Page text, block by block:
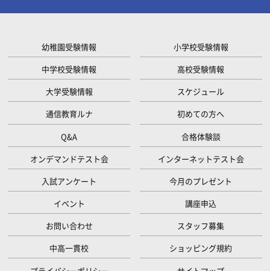
幼稚園受験情報
小学校受験情報
中学校受験情報
高校受験情報
大学受験情報
スケジュール
通信教育ルナ
初めての方へ
Q&A
合格体験談
オンデマンドテスト会
インターネットテスト会
入試アンケート
今月のプレゼント
イベント
講座申込
お問い合わせ
スタッフ募集
中高一貫校
ショッピング規約